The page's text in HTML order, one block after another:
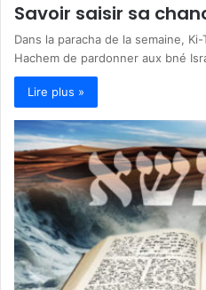
Savoir saisir sa
Dans la paracha de la semaine,
Hachem de pardonner aux bné
Lire plus »